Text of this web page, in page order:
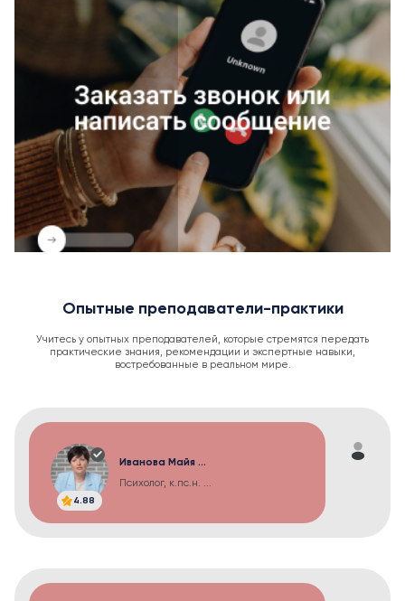
Опытные преподаватели-практики
Учитесь у опытных преподавателей, которые стремятся передать
практические знания, рекомендации и экспертные навыки,
востребованные в реальном мире.
4.88
Иванова Майя ...
Психолог, к.пс.н. ...